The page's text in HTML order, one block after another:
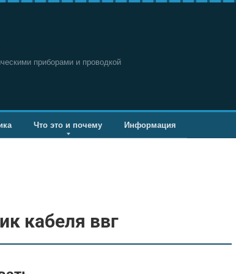
приборами и проводкой
Что это и почему Информация
кабеля ввг